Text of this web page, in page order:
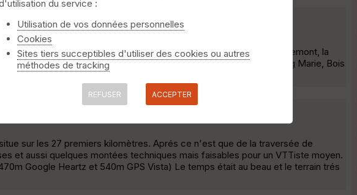
sous-Bois
de St Leu. Nous passerons par le Tumultu, la Piéce de l'Ile, Bouffemont, la
Ste Radegonde, l'étang de la Chasse, la Tour du Plumet, l'étang Marie, Bois
sur les 27 premiers kilomètres. Aprés ce n'est que de la traversée de
et aussi quelques montées techniques mais faisables pour un VTTiste moyen.
Google Heartz et 540m GPS Vista) Le temps était au beau et le terrain trés
du service :
Utilisation de vos données personnelles
Cookies
Sites tiers succeptibles d'utiliser des cookies ou autres
méthodes de tracking
REFUSER ACCEPTER